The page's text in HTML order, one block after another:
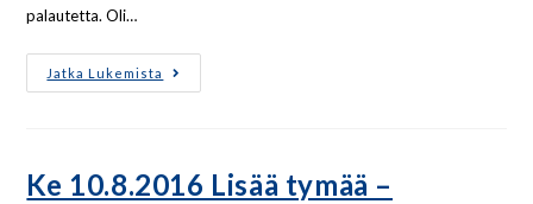
palautetta. Oli…
Jatka Lukemista
Ke 10.8.2016 Lisää tymää –